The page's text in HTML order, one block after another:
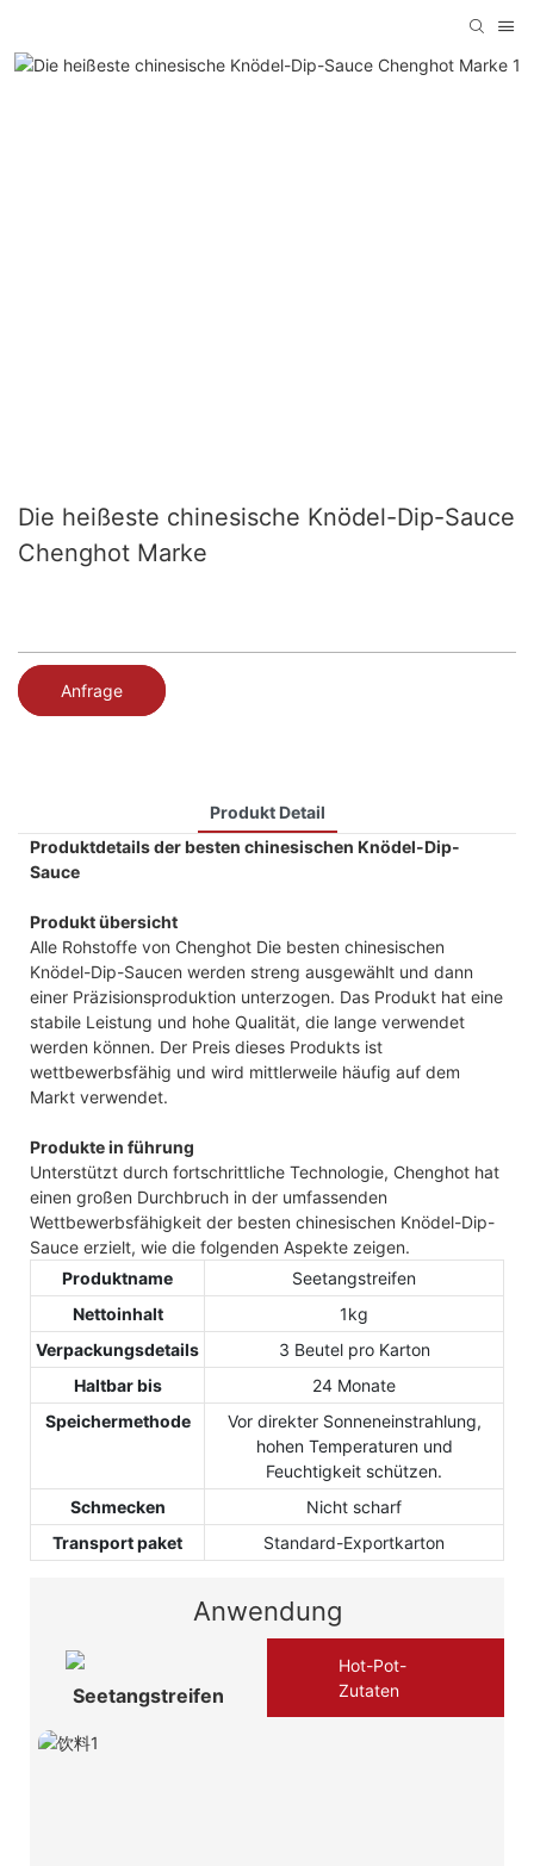
Die heißeste chinesische Knödel-Dip-Sauce
Chenghot Marke
Anfrage
Produkt Detail
Produktdetails der besten chinesischen Knödel-Dip-
Sauce
Produkt übersicht
Alle Rohstoffe von Chenghot Die besten chinesischen
Knödel-Dip-Saucen werden streng ausgewählt und dann
einer Präzisionsproduktion unterzogen. Das Produkt hat eine
stabile Leistung und hohe Qualität, die lange verwendet
werden können. Der Preis dieses Produkts ist
wettbewerbsfähig und wird mittlerweile häufig auf dem
Markt verwendet.
Produkte in führung
Unterstützt durch fortschrittliche Technologie, Chenghot hat
einen großen Durchbruch in der umfassenden
Wettbewerbsfähigkeit der besten chinesischen Knödel-Dip-
Sauce erzielt, wie die folgenden Aspekte zeigen.
Produktname
Seetangstreifen
Nettoinhalt
1kg
Verpackungsdetails
3 Beutel pro Karton
Haltbar bis
24 Monate
Speichermethode
Vor direkter Sonneneinstrahlung,
hohen Temperaturen und
Feuchtigkeit schützen.
Schmecken
Nicht scharf
Transport paket
Standard-Exportkarton
Anwendung
Seetangstreifen
Hot-Pot-
Zutaten